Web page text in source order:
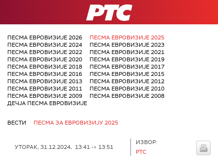
РТС
ПЕСМА ЕВРОВИЗИЈЕ 2026
ПЕСМА ЕВРОВИЗИЈЕ 2025
ПЕСМА ЕВРОВИЗИЈЕ 2024
ПЕСМА ЕВРОВИЗИЈЕ 2023
ПЕСМА ЕВРОВИЗИЈЕ 2022
ПЕСМА ЕВРОВИЗИЈЕ 2021
ПЕСМА ЕВРОВИЗИЈЕ 2020
ПЕСМА ЕВРОВИЗИЈЕ 2019
ПЕСМА ЕВРОВИЗИЈЕ 2018
ПЕСМА ЕВРОВИЗИЈЕ 2017
ПЕСМА ЕВРОВИЗИЈЕ 2016
ПЕСМА ЕВРОВИЗИЈЕ 2015
ПЕСМА ЕВРОВИЗИЈЕ 2013
ПЕСМА ЕВРОВИЗИЈЕ 2012
ПЕСМА ЕВРОВИЗИЈЕ 2011
ПЕСМА ЕВРОВИЗИЈЕ 2010
ПЕСМА ЕВРОВИЗИЈЕ 2009
ПЕСМА ЕВРОВИЗИЈЕ 2008
ДЕЧЈА ПЕСМА ЕВРОВИЗИЈЕ
ВЕСТИ ПЕСМА ЗА ЕВРОВИЗИЈУ 2025
УТОРАК, 31.12.2024, 13:41 -> 13:51
ИЗВОР:
РТС